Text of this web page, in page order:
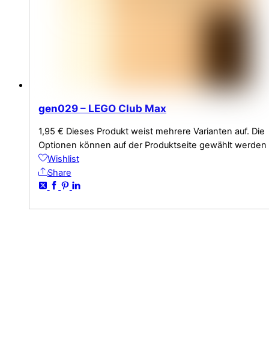
gen029 – LEGO Club Max
1,95 € Dieses Produkt weist mehrere Varianten auf. Die
Optionen können auf der Produktseite gewählt werden
Wishlist
Share